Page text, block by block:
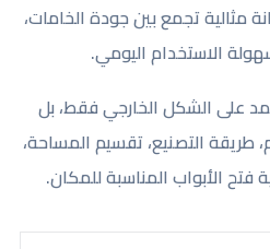
مثالية تجمع بين جودة الخامات،
الاستخدام اليومي.
على الشكل الخارجي فقط، بل
طريقة التصنيع، تقسيم المساحة،
فتح الأبواب المناسبة للمكان.